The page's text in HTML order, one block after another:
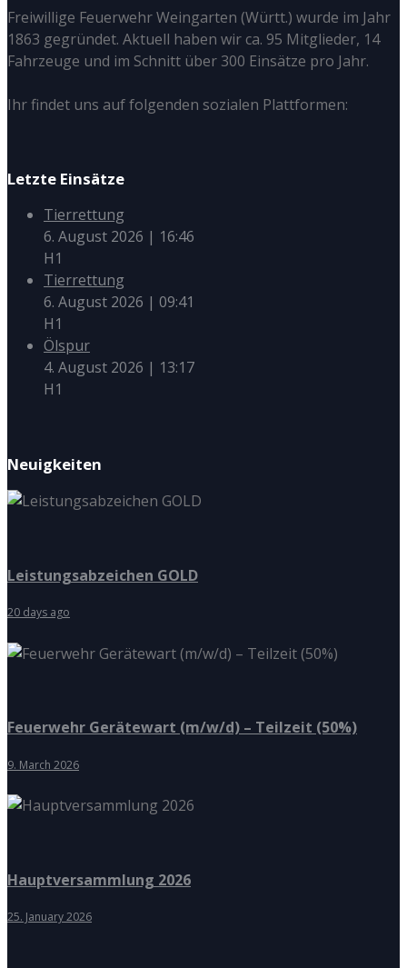
Freiwillige Feuerwehr Weingarten (Württ.) wurde im Jahr
1863 gegründet. Aktuell haben wir ca. 95 Mitglieder, 14
Fahrzeuge und im Schnitt über 300 Einsätze pro Jahr.
Ihr findet uns auf folgenden sozialen Plattformen:
Letzte Einsätze
Tierrettung
6. August 2026 | 16:46
H1
Tierrettung
6. August 2026 | 09:41
H1
Ölspur
4. August 2026 | 13:17
H1
Neuigkeiten
Leistungsabzeichen GOLD
20 days ago
Feuerwehr Gerätewart (m/w/d) – Teilzeit (50%)
9. March 2026
Hauptversammlung 2026
25. January 2026